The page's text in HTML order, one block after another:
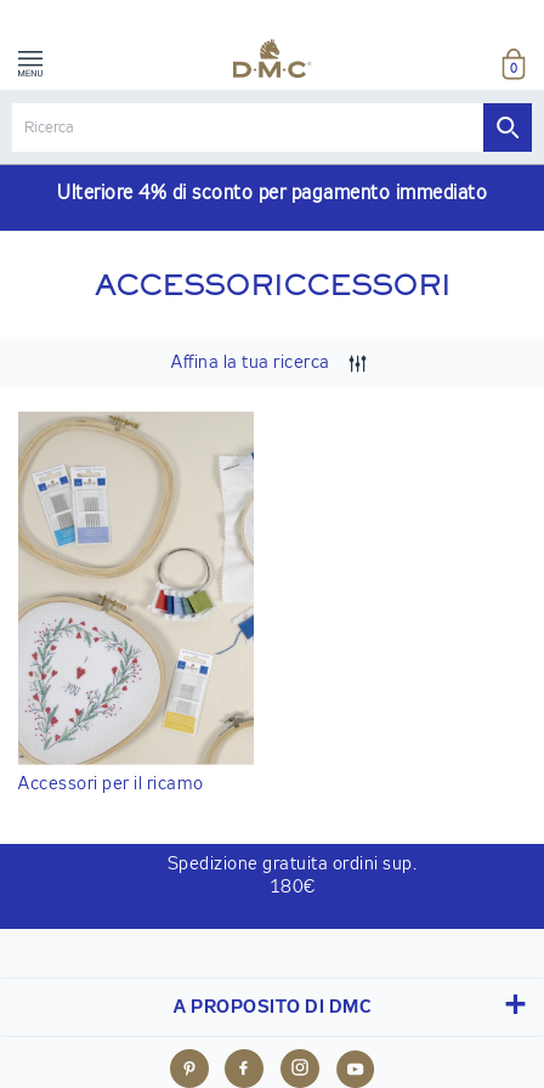
0
Ulteriore 4% di sconto per pagamento immediato
ACCESSORICCESSORI
Affina la tua ricerca
Accessori per il ricamo
Spedizione gratuita ordini sup.
180€
A PROPOSITO DI DMC